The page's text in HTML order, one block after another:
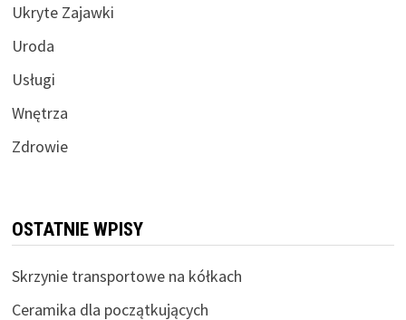
Ukryte Zajawki
Uroda
Usługi
Wnętrza
Zdrowie
OSTATNIE WPISY
Skrzynie transportowe na kółkach
Ceramika dla początkujących